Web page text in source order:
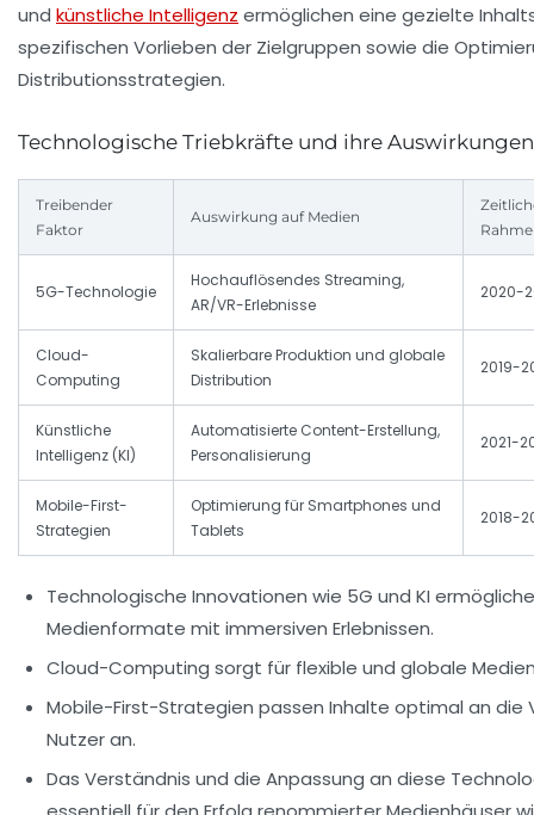
und künstliche Intelligenz ermöglichen eine gezielte
spezifischen Vorlieben der Zielgruppen sowie die
Distributionsstrategien.
Technologische Triebkräfte und ihre
Treibender
Faktor
Auswirkung auf Medien
5G-Technologie
Hochauflösendes Streaming,
AR/VR-Erlebnisse
2020-
Cloud-
Computing
Skalierbare Produktion und globale
Distribution
2019-
Künstliche
Intelligenz (KI)
Automatisierte Content-Erstellung,
Personalisierung
2021-
Mobile-First-
Strategien
Optimierung für Smartphones und
Tablets
2018-
Technologische Innovationen wie 5G und KI
Medienformate mit immersiven Erlebnissen.
Cloud-Computing sorgt für flexible und globale
Mobile-First-Strategien passen Inhalte optimal an die
Nutzer an.
Das Verständnis und die Anpassung an diese